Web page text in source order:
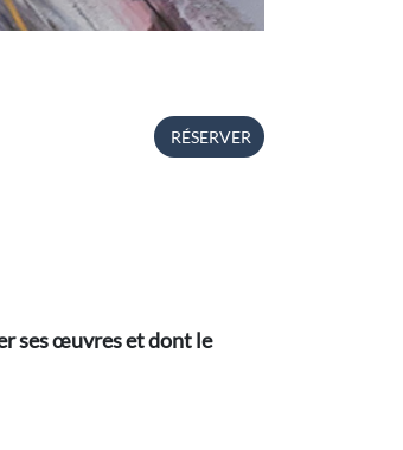
RÉSERVER
ses œuvres et dont le